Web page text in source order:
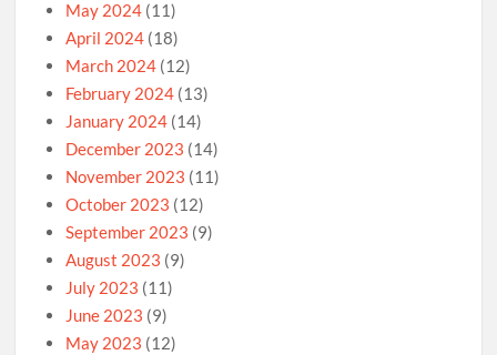
May 2024 (11)
April 2024 (18)
March 2024 (12)
February 2024 (13)
January 2024 (14)
December 2023 (14)
November 2023 (11)
October 2023 (12)
September 2023 (9)
August 2023 (9)
July 2023 (11)
June 2023 (9)
May 2023 (12)